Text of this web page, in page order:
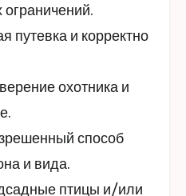
путевка и корректно
охотника и
способ
и вида.
птицы и/или